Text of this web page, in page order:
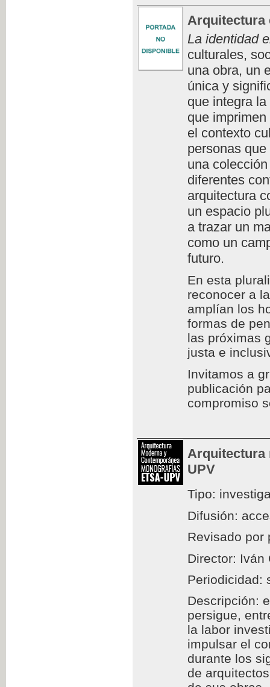
Arquitectura
La identidad
culturales,
una obra, un
única y
que integra
que
el contexto
personas
una
diferentes
arquitectura
un espacio
a trazar un
como un
futuro.
En esta
reconocer a
amplían los
formas de
las próximas
justa e
Invitamos a
publicación
compromiso
Arquitectura
UPV
Tipo:
Difusión:
Revisado por
Director: Iván
Periodicidad:
Descripción:
persigue,
la labor
impulsar el
durante los
de